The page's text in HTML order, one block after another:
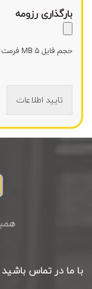
بارگذاری رزومه
حجم فایل 5 MB فرمت PDF
تایید اطلاعات
با ما در تماس باشید